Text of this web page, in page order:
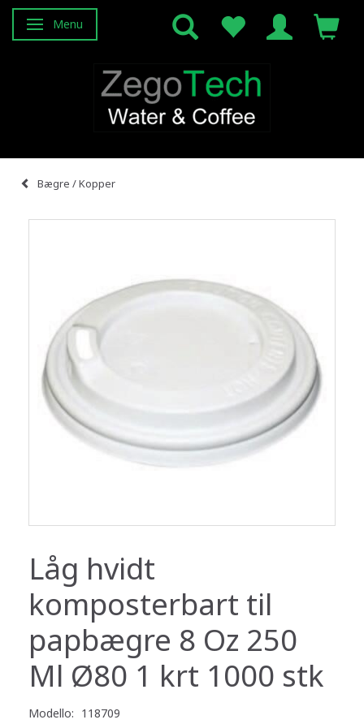
Attiva/disattiva navigazione
Menu
Bægre / Kopper
Låg hvidt
komposterbart til
papbægre 8 Oz 250
Ml Ø80 1 krt 1000 stk
Modello: 118709